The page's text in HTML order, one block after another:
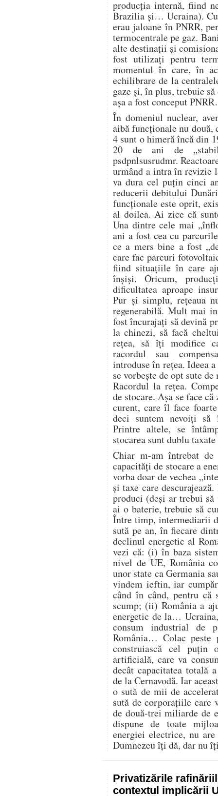
producția internă, fiind
Brazilia și… Ucraina).
erau jaloane în PNRR,
termocentrale pe gaz.
alte destinații și
fost utilizați pentru
momentul în care, în
echilibrare de la
gaze și, în plus, trebuie
așa a fost conceput
În domeniul nuclear,
aibă funcționale nu două,
4 sunt o himeră încă din
20 de ani de
psdpnlsusrudmr.
urmând a intra în revizie
va dura cel puțin cinci
reducerii debitului
funcționale este oprit,
al doilea. Ai zice că
Una dintre cele mai
ani a fost cea cu
ce a mers bine a fost
care fac parcuri
fiind situațiile în care
înșiși. Oricum,
dificultatea aproape
Pur și simplu, rețeaua
regenerabilă. Mult mai
fost încurajați să devină
la chinezi, să facă
rețea, să îți modifice
racordul sau
introduse în rețea. Ideea
se vorbește de opt sute
Racordul la rețea.
de stocare. Așa se face
curent, care îl face
deci suntem nevoiți să
Printre altele, se
stocarea sunt dublu
Chiar m-am întrebat
capacități de stocare a
vorba doar de vechea
și taxe care
produci (deși ar trebui
ai o baterie, trebuie să
Între timp, intermediarii
sută pe an, în fiecare
declinul energetic al
vezi că: (i) în baza
nivel de UE, România
unor state ca Germania
vindem ieftin, iar
când în când, pentru că
scump; (ii) România a
energetic de la…
consum industrial de
România… Colac peste
construiască cel
artificială, care va
decât capacitatea totală
de la Cernavodă. Iar
o sută de mii de
sută de corporațiile
de două-trei miliarde de
dispune de toate
energiei electrice, nu
Dumnezeu îți dă, dar nu
Privatizările
contextul implicării